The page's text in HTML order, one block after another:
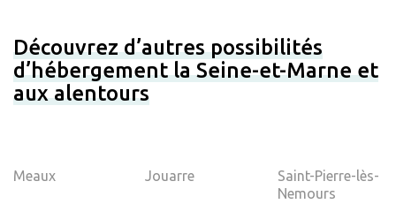
Découvrez d’autres possibilités
d’hébergement la Seine-et-Marne et
aux alentours
Meaux Jouarre
Saint-Pierre-lès-
Nemours